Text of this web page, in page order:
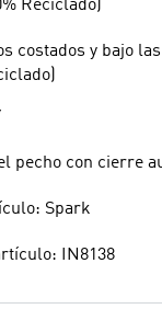
Reciclado)
costados y bajo
pecho con cierre
Spark
IN8138